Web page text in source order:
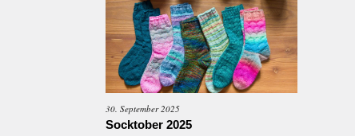
30. September 2025
Socktober 2025